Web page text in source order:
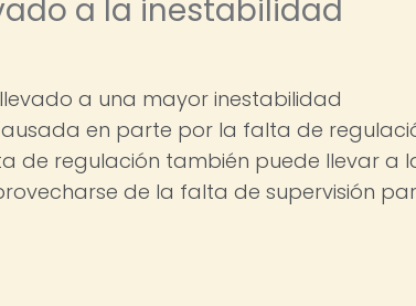
a la inestabilidad
a una mayor inestabilidad
en parte por la falta de
de regulación también puede llevar a
de la falta de supervisión